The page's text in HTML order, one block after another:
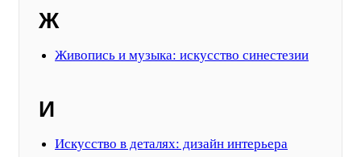
Ж
Живопись и музыка: искусство синестезии
И
Искусство в деталях: дизайн интерьера